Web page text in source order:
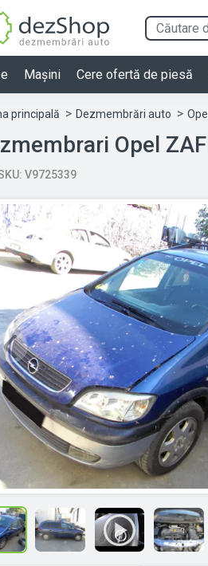
Mașini Cere ofertă de piesă
principală Dezmembrări auto Opel
V9725339
Previous